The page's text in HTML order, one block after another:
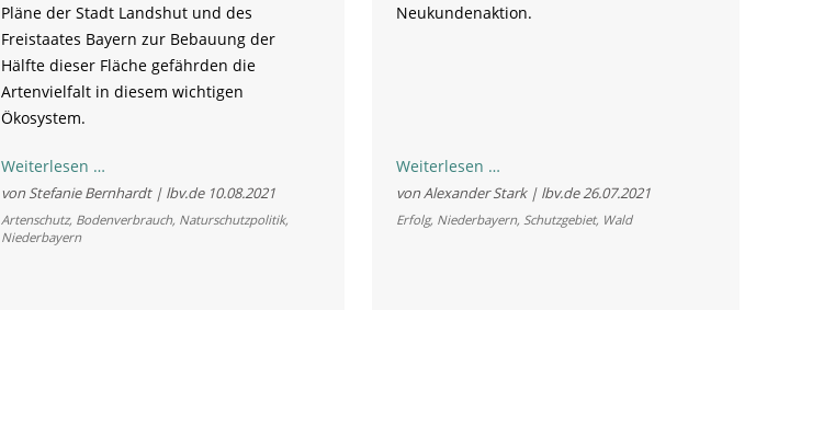
Pläne der Stadt Landshut und des
Freistaates Bayern zur Bebauung der
Hälfte dieser Fläche gefährden die
Artenvielfalt in diesem wichtigen
Ökosystem.
Weiterlesen …Gegen
die
Zerstörung
von Stefanie Bernhardt | lbv.de 10.08.2021
Artenschutz, Bodenverbrauch, Naturschutzpolitik,
Niederbayern
Neukundenaktion.
Weiterlesen …UmweltBank
unterstützt
Naturoase
von Alexander Stark | lbv.de26.07.2021
Erfolg, Niederbayern, Schutzgebiet, Wald